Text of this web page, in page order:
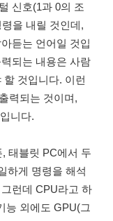
신호(1과 0의 조
을 내릴 것인데,
듣는 언어일 것입
되는 내용은 사람
것입니다. 이런
력되는 것이며,
니다.
태블릿 PC에서 두
하게 명령을 해석
런데 CPU라고 하
능 외에도 GPU(그